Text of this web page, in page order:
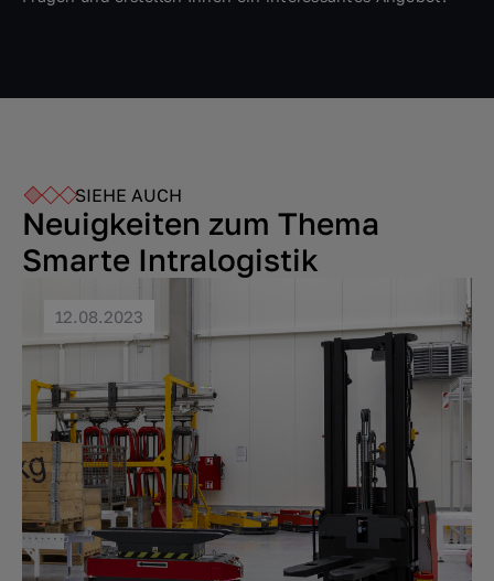
SIEHE AUCH
Neuigkeiten zum Thema
Smarte Intralogistik
12.08.2023